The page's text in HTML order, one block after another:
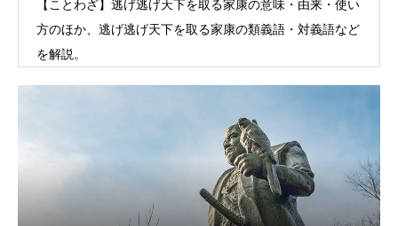
【ことわざ】逃げ逃げ天下を取る家康の意味・由来・使い
方のほか、逃げ逃げ天下を取る家康の類義語・対義語など
を解説。